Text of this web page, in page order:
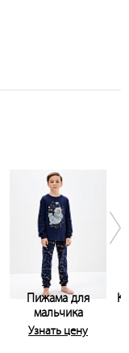
Пижама для
мальчика
Узнать цену